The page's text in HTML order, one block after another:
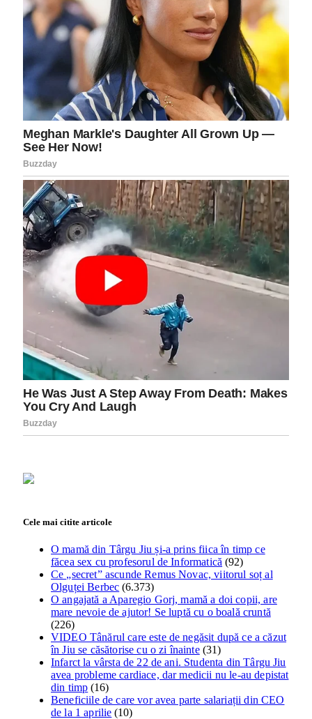
Cele mai citite articole
O mamă din Târgu Jiu și-a prins fiica în timp ce
făcea sex cu profesorul de Informatică (92)
Ce „secret” ascunde Remus Novac, viitorul soț al
Olguței Berbec (6.373)
O angajată a Aparegio Gorj, mamă a doi copii, are
mare nevoie de ajutor! Se luptă cu o boală cruntă
(226)
VIDEO Tânărul care este de negăsit după ce a căzut
în Jiu se căsătorise cu o zi înainte (31)
Infarct la vârsta de 22 de ani. Studenta din Târgu Jiu
avea probleme cardiace, dar medicii nu le-au depistat
din timp (16)
Beneficiile de care vor avea parte salariații din CEO
de la 1 aprilie (10)